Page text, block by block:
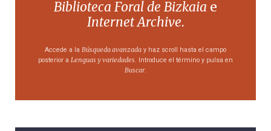
Biblioteca Foral de Bizkaia e
Internet Archive.
Accede a la Búsqueda avanzada y haz scroll hasta el campo
posterior a Lenguas y variedades . Introduce el término y pulsa en
Buscar.